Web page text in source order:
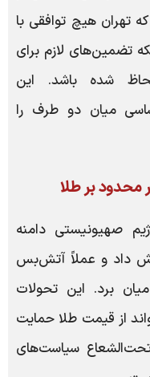
که تهران هیچ توافقی با
تضمین‌های لازم برای
شده باشد. این
میان دو طرف را
محدود بر طلا
صهیونیستی دامنه
داد و عملاً آتش‌بس
برد. این تحولات
از قیمت طلا حمایت
سیاست‌های